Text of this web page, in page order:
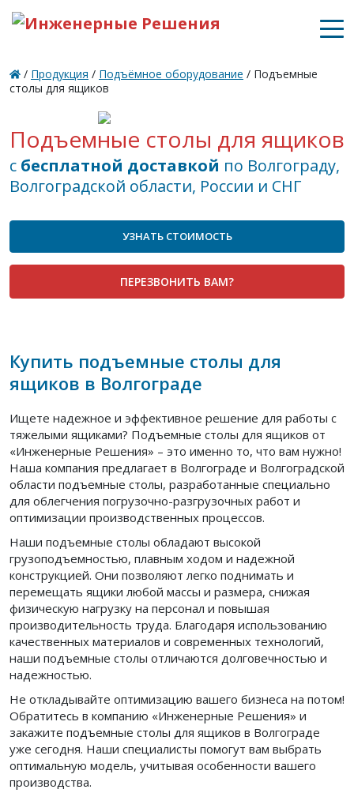
/ Продукция / Подъёмное оборудование / Подъемные
столы для ящиков
Подъемные столы для ящиков
с бесплатной доставкой по Волгограду,
Волгоградской области, России и СНГ
УЗНАТЬ СТОИМОСТЬ
ПЕРЕЗВОНИТЬ ВАМ?
Купить подъемные столы для
ящиков в Волгограде
Ищете надежное и эффективное решение для работы с
тяжелыми ящиками? Подъемные столы для ящиков от
«Инженерные Решения» – это именно то, что вам нужно!
Наша компания предлагает в Волгограде и Волгоградской
области подъемные столы, разработанные специально
для облегчения погрузочно-разгрузочных работ и
оптимизации производственных процессов.
Наши подъемные столы обладают высокой
грузоподъемностью, плавным ходом и надежной
конструкцией. Они позволяют легко поднимать и
перемещать ящики любой массы и размера, снижая
физическую нагрузку на персонал и повышая
производительность труда. Благодаря использованию
качественных материалов и современных технологий,
наши подъемные столы отличаются долговечностью и
надежностью.
Не откладывайте оптимизацию вашего бизнеса на потом!
Обратитесь в компанию «Инженерные Решения» и
закажите подъемные столы для ящиков в Волгограде
уже сегодня. Наши специалисты помогут вам выбрать
оптимальную модель, учитывая особенности вашего
производства.